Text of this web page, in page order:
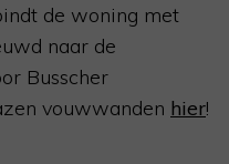
de woning met
naar de
Busscher
vouwwanden hier!